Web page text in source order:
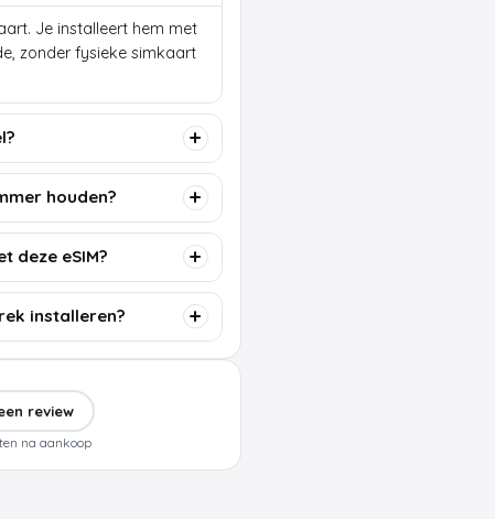
Je installeert hem met
zonder fysieke simkaart
houden?
deze eSIM?
installeren?
review
na aankoop